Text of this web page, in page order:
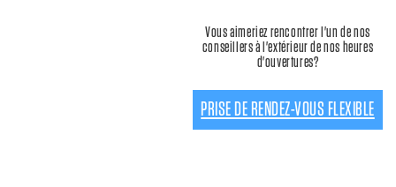
Vous aimeriez rencontrer l'un de nos
conseillers à l'extérieur de nos heures
d'ouvertures?
PRISE DE RENDEZ-VOUS FLEXIBLE